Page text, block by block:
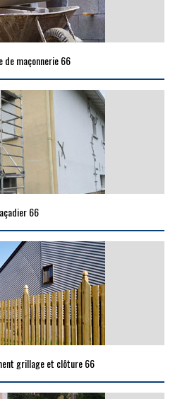
de maçonnerie 66
66
grillage et clôture 66